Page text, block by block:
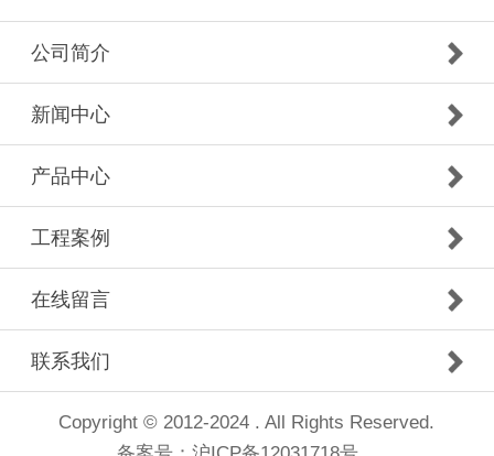
公司简介
新闻中心
产品中心
工程案例
在线留言
联系我们
Copyright © 2012-2024 . All Rights Reserved.